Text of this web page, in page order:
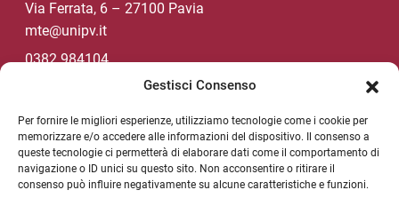
Gestisci Consenso
Per fornire le migliori esperienze, utilizziamo tecnologie come i cookie per
memorizzare e/o accedere alle informazioni del dispositivo. Il consenso a
queste tecnologie ci permetterà di elaborare dati come il comportamento di
navigazione o ID unici su questo sito. Non acconsentire o ritirare il
consenso può influire negativamente su alcune caratteristiche e funzioni.
Via Ferrata, 6 – 27100 Pavia
mte@unipv.it
0382 984104
Social di Ateneo